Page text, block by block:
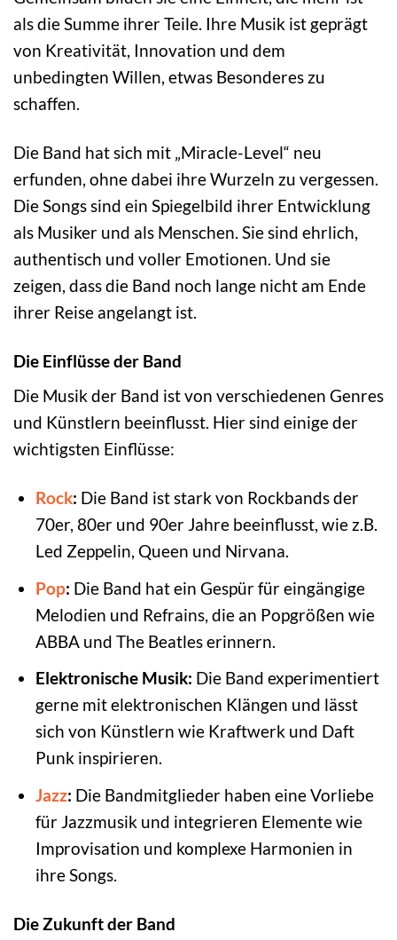
als die Summe ihrer Teile. Ihre Musik ist geprägt
von Kreativität, Innovation und dem
unbedingten Willen, etwas Besonderes zu
schaffen.
Die Band hat sich mit „Miracle-Level“ neu
erfunden, ohne dabei ihre Wurzeln zu vergessen.
Die Songs sind ein Spiegelbild ihrer Entwicklung
als Musiker und als Menschen. Sie sind ehrlich,
authentisch und voller Emotionen. Und sie
zeigen, dass die Band noch lange nicht am Ende
ihrer Reise angelangt ist.
Die Einflüsse der Band
Die Musik der Band ist von verschiedenen Genres
und Künstlern beeinflusst. Hier sind einige der
wichtigsten Einflüsse:
Rock: Die Band ist stark von Rockbands der
70er, 80er und 90er Jahre beeinflusst, wie z.B.
Led Zeppelin, Queen und Nirvana.
Pop: Die Band hat ein Gespür für eingängige
Melodien und Refrains, die an Popgrößen wie
ABBA und The Beatles erinnern.
Elektronische Musik: Die Band experimentiert
gerne mit elektronischen Klängen und lässt
sich von Künstlern wie Kraftwerk und Daft
Punk inspirieren.
Jazz: Die Bandmitglieder haben eine Vorliebe
für Jazzmusik und integrieren Elemente wie
Improvisation und komplexe Harmonien in
ihre Songs.
Die Zukunft der Band